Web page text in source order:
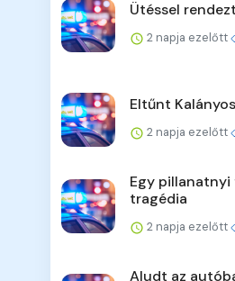
Ütéssel
2 napja ezelőtt
Eltűnt
2 napja ezelőtt
Egy pillanatnyi
tragédia
2 napja ezelőtt
Aludt az